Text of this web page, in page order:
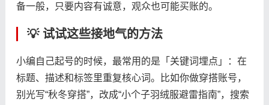
备一般，只要内容有诚意，观众也可能买账的。
💡 试试这些接地气的方法
小编自己起号的时候，最常用的是「关键词埋点」：在
标题、描述和标签里重复核心词。比如你做穿搭账号，
别光写“秋冬穿搭”，改成“小个子羽绒服避雷指南”，搜索